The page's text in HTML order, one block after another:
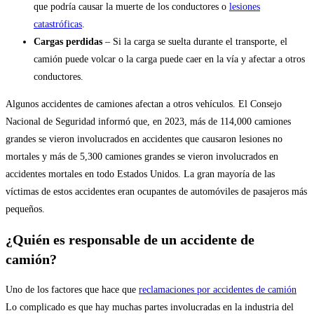
que podría causar la muerte de los conductores o lesiones
catastróficas.
Cargas perdidas – Si la carga se suelta durante el transporte, el
camión puede volcar o la carga puede caer en la vía y afectar a otros
conductores.
Algunos accidentes de camiones afectan a otros vehículos. El Consejo
Nacional de Seguridad informó que, en 2023, más de 114,000 camiones
grandes se vieron involucrados en accidentes que causaron lesiones no
mortales y más de 5,300 camiones grandes se vieron involucrados en
accidentes mortales en todo Estados Unidos. La gran mayoría de las
víctimas de estos accidentes eran ocupantes de automóviles de pasajeros más
pequeños.
¿Quién es responsable de un accidente de
camión?
Uno de los factores que hace que reclamaciones por accidentes de camión
Lo complicado es que hay muchas partes involucradas en la industria del